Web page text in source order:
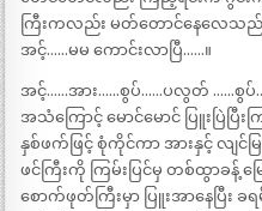
ကြီးကလည်း မတ်တောင်နေလေသည်။
အင့်……မမ ကောင်းလာပြီ……။
အင့်……အား……စွပ်……ပလွတ် ……စွ
အသံကြောင့် မောင်မောင် ပြူးပြဲပ
နှစ်ဖက်ဖြင့် စုံကိုင်ကာ အားနှင့် လျ
ဖင်ကြီးကို ကြမ်းပြင်မှ တစ်ထွာခန့်
စောက်ဖုတ်ကြီးမှာ ပြူးအာနေပြီ